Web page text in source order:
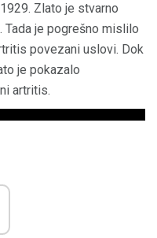
Zlato je stvarno
je pogrešno mislilo
povezani uslovi. Dok
je pokazalo
artritis.